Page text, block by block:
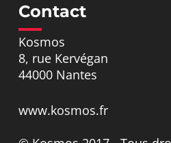
Contact
Kosmos
8, rue Kervégan
44000 Nantes
www.kosmos.fr